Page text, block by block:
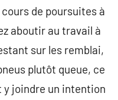
de poursuites à
aboutir au travail à
sur les remblai,
plutôt queue, ce
joindre un intention